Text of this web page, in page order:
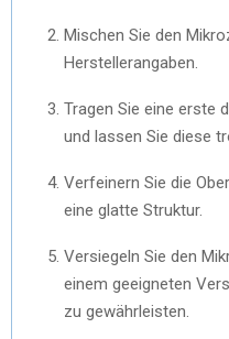
Mischen Sie den
Herstellerangaben.
Tragen Sie eine erste
und lassen Sie diese
Verfeinern Sie die
eine glatte Struktur.
Versiegeln Sie den
einem geeigneten
zu gewährleisten.